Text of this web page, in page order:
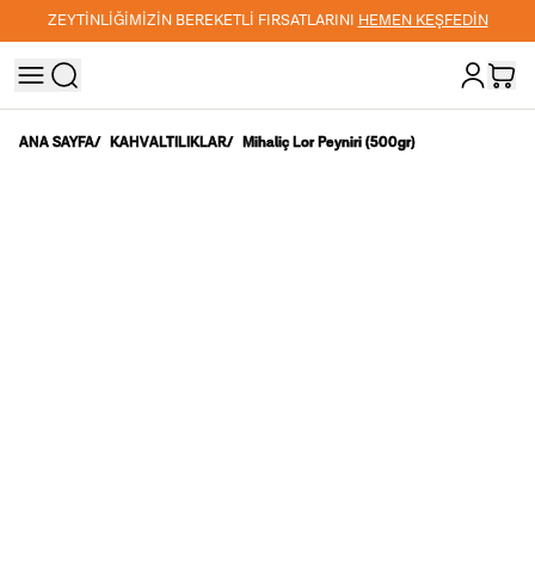
ZEYTİNLİĞİMİZİN BEREKETLİ FIRSATLARINI HEMEN KEŞFEDİN
ANA SAYFA/ KAHVALTILIKLAR/ Mihaliç Lor Peyniri (500gr)